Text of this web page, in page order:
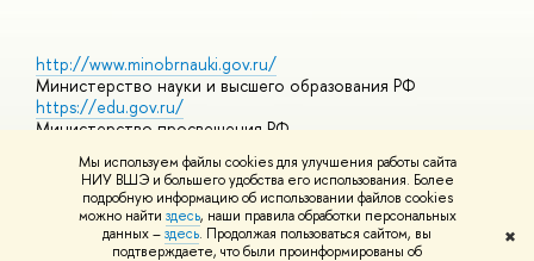
Мы используем файлы cookies для улучшения работы сайта
НИУ ВШЭ и большего удобства его использования. Более
подробную информацию об использовании файлов cookies
можно найти здесь, наши правила обработки персональных
данных –здесь. Продолжая пользоваться сайтом, вы
подтверждаете, что были проинформированы об
✖
http://www.minobrnauki.gov.ru/
Министерство науки и высшего образования РФ
https://edu.gov.ru/
Министерство просвещения РФ
Массовые открытые онлайн-курсы
© НИУ ВШЭ 1993–2026 Адреса и контактыУсловия